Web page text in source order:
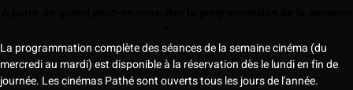
La programmation complète des séances de la semaine cinéma (du
mercredi au mardi) est disponible à la réservation dès le lundi en fin de
journée. Les cinémas Pathé sont ouverts tous les jours de l'année.